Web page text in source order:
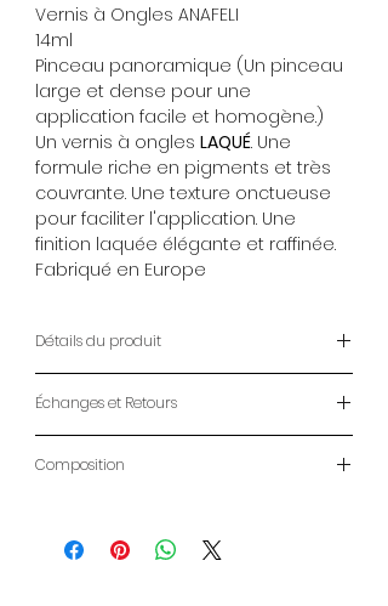
Vernis à Ongles ANAFELI
14ml
Pinceau panoramique (Un pinceau
large et dense pour une
application facile et homogène.)
Un vernis à ongles LAQUÉ. Une
formule riche en pigments et très
couvrante. Une texture onctueuse
pour faciliter l'application. Une
finition laquée élégante et raffinée.
Fabriqué en Europe
Détails du produit
14ml
Pinceau panoramique (Un pinceau
large et dense pour une
formule riche en pigments et très
couvrante. Une texture onctueuse
Échanges et Retours
- LIVRAISON À DOMICILE : 2-7 jours
COLLECT
Composition
nitrocellulose, phtalic anhydride,
trimellitic, anhydride, glycols